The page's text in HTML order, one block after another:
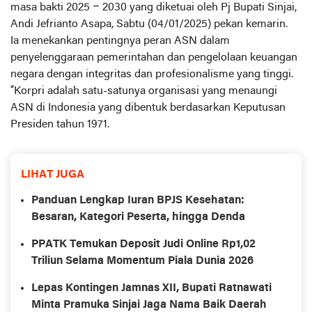
masa bakti 2025 – 2030 yang diketuai oleh Pj Bupati Sinjai,
Andi Jefrianto Asapa, Sabtu (04/01/2025) pekan kemarin.
Ia menekankan pentingnya peran ASN dalam
penyelenggaraan pemerintahan dan pengelolaan keuangan
negara dengan integritas dan profesionalisme yang tinggi.
“Korpri adalah satu-satunya organisasi yang menaungi
ASN di Indonesia yang dibentuk berdasarkan Keputusan
Presiden tahun 1971.
LIHAT JUGA
Panduan Lengkap Iuran BPJS Kesehatan:
Besaran, Kategori Peserta, hingga Denda
PPATK Temukan Deposit Judi Online Rp1,02
Triliun Selama Momentum Piala Dunia 2026
Lepas Kontingen Jamnas XII, Bupati Ratnawati
Minta Pramuka Sinjai Jaga Nama Baik Daerah